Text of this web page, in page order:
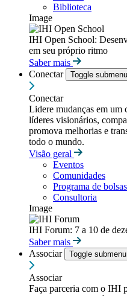
Biblioteca
Image
IHI Open School:
em seu próprio ritmo
Saber mais
Conectar
Toggle submenu
Conectar
Lidere mudanças em
líderes visionários,
promova melhorias e
todo o mundo.
Visão geral
Eventos
Comunidades
Programa de
Consultoria
Image
IHI Forum: 7 a 10 de
Saber mais
Associar
Toggle submenu
Associar
Faça parceria com o IHI